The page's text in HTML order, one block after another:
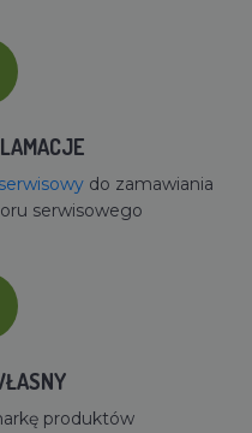
do zamawiania
serwisowego
produktów